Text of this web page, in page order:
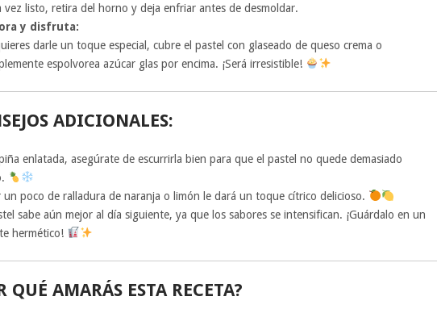
vez listo, retira del horno y deja enfriar antes de desmoldar.
y disfruta:
darle un toque especial, cubre el pastel con glaseado de queso crema o
espolvorea azúcar glas por encima. ¡Será irresistible!
ADICIONALES:
enlatada, asegúrate de escurrirla bien para que el pastel no quede demasiado
un poco de ralladura de naranja o limón le dará un toque cítrico delicioso.
sabe aún mejor al día siguiente, ya que los sabores se intensifican. ¡Guárdalo en un
hermético!
QUÉ AMARÁS ESTA RECETA?